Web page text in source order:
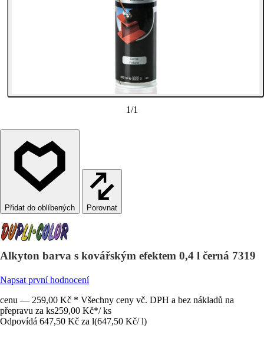
1/1
Porovnat
Alkyton barva s kovářským efektem 0,4 l černá 7319
Napsat první hodnocení
cenu — 259,00 Kč * Všechny ceny vč. DPH a bez nákladů na
přepravu za ks259,00 Kč*/ ks
Odpovídá 647,50 Kč za l(647,50 Kč/ l)